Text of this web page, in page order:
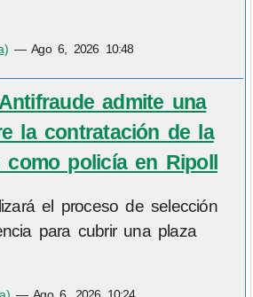
—Ago 6, 2026 10:48
admite una
la contratación de la
como policía en Ripoll
el proceso de selección
para cubrir una plaza